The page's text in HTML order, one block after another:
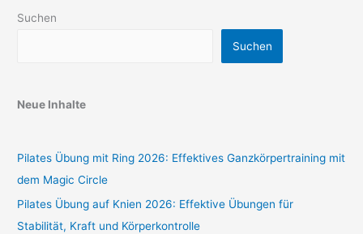
Suchen
Suchen
Neue Inhalte
Pilates Übung mit Ring 2026: Effektives Ganzkörpertraining mit
dem Magic Circle
Pilates Übung auf Knien 2026: Effektive Übungen für
Stabilität, Kraft und Körperkontrolle